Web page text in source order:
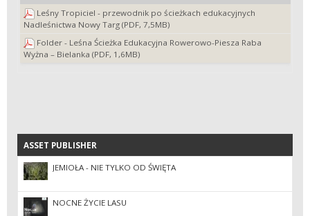
Leśny Tropiciel - przewodnik po ścieżkach edukacyjnych
Nadleśnictwa Nowy Targ (PDF, 7,5MB)
Folder - Leśna Ścieżka Edukacyjna Rowerowo-Piesza Raba
Wyżna – Bielanka (PDF, 1,6MB)
ASSET PUBLISHER
ASSET PUBLISHER
JEMIOŁA - NIE TYLKO OD ŚWIĘTA
NOCNE ŻYCIE LASU